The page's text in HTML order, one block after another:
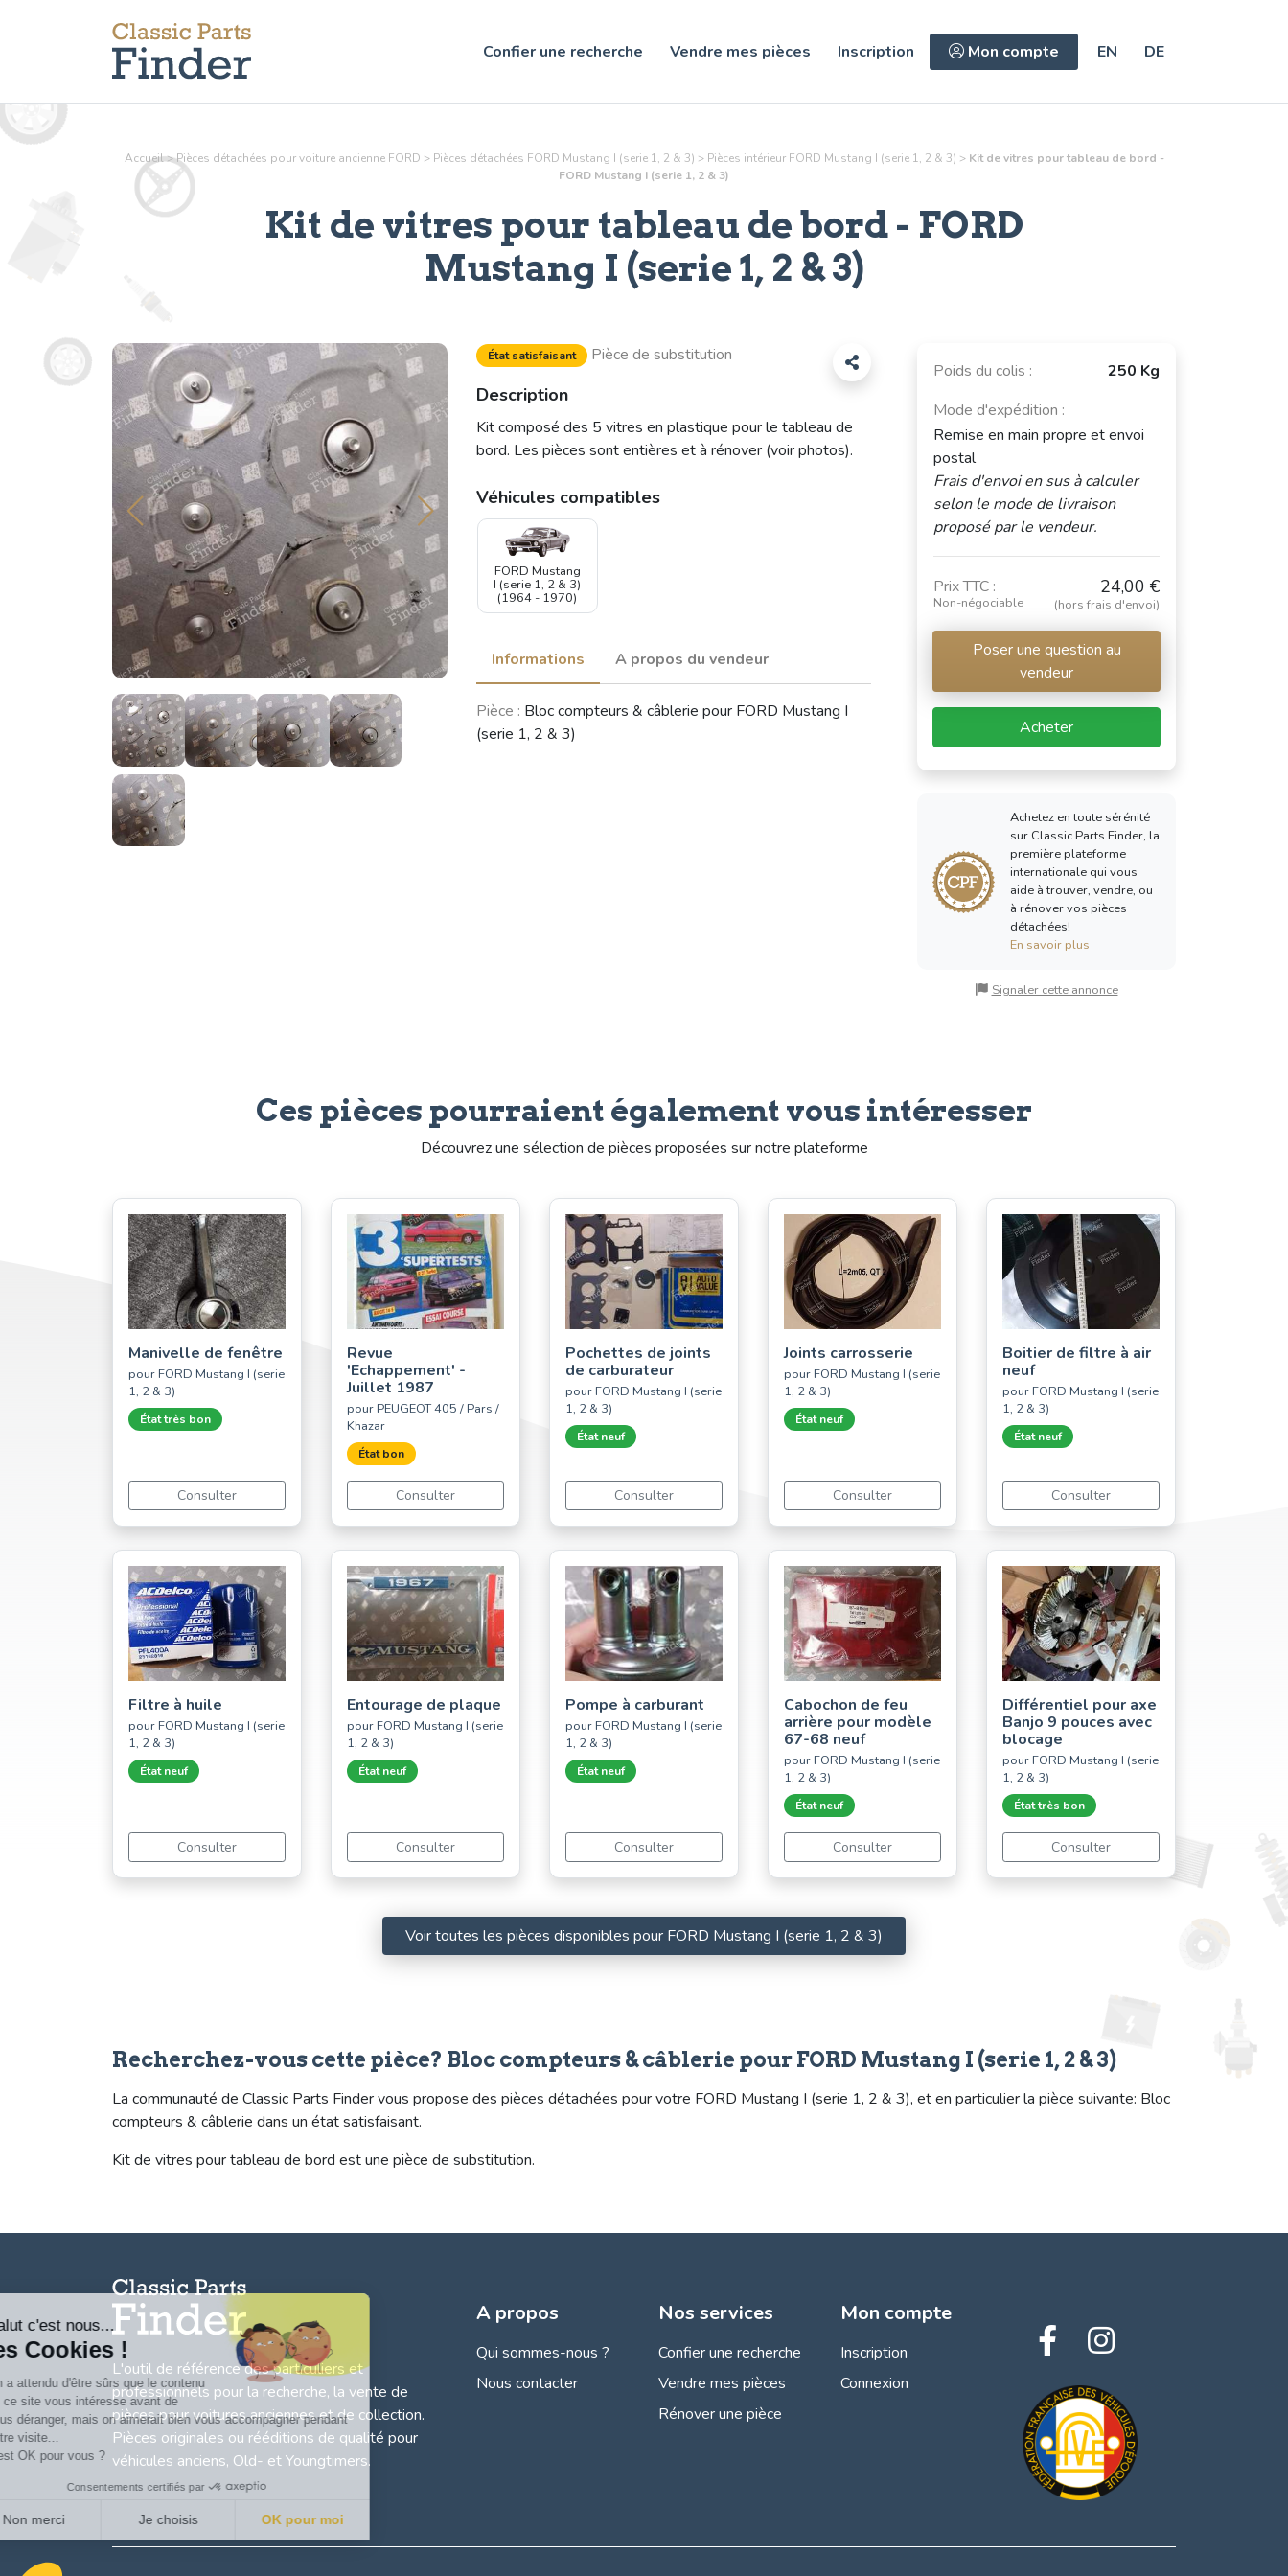
Confier une recherche Vendre mes pièces Inscription Mon compte EN DE
Accueil>Pièces détachées pour voiture ancienne FORD > Pièces détachées FORD Mustang I (serie 1, 2 & 3) > Pièces intérieurFORD Mustang I (serie 1, 2 & 3) > Kit de vitres pour tableau de bord -
FORD Mustang I (serie 1, 2 & 3)
Kit de vitres pour tableau de bord- FORD
Mustang I (serie 1, 2 & 3)
État satisfaisant Pièce de substitution
Description
Kit composé des 5 vitres en plastique pour le tableau de
bord. Les pièces sont entières et à rénover (voir photos).
Véhicules compatibles
FORD Mustang
I (serie 1, 2 & 3)
(1964 - 1970)
Informations A propos du vendeur
Pièce : Bloc compteurs & câblerie pour FORD Mustang I
(serie 1, 2 & 3)
Poids du colis :
250 Kg
Mode d'expédition :
Remise en main propre et envoi
postal
Frais d'envoi en sus à calculer
selon le mode de livraison
proposé par le vendeur.
Prix TTC :
Non-négociable
24,00 €
(hors frais d'envoi)
Poser une question au
vendeur
Acheter
Achetez en toute sérénité
sur Classic Parts Finder, la
première plateforme
internationale qui vous
aide à trouver, vendre, ou
à rénover vos pièces
détachées!
En savoir plus
Signaler cette annonce
Ces pièces pourraient également vous intéresser
Découvrez une sélection de pièces proposées sur notre plateforme
Manivelle de fenêtre
pour FORD Mustang I (serie
1, 2 & 3)
État très bon
Consulter
Revue
'Echappement' -
Juillet 1987
pour PEUGEOT 405 / Pars /
Khazar
État bon
Consulter
Pochettes de joints
de carburateur
pour FORD Mustang I (serie
1, 2 & 3)
État neuf
Consulter
Joints carrosserie
pour FORD Mustang I (serie
1, 2 & 3)
État neuf
Consulter
Boitier de filtre à air
neuf
pour FORD Mustang I (serie
1, 2 & 3)
État neuf
Consulter
Filtre à huile
pour FORD Mustang I (serie
1, 2 & 3)
État neuf
Consulter
Entourage de plaque
pour FORD Mustang I (serie
1, 2 & 3)
État neuf
Consulter
Pompe à carburant
pour FORD Mustang I (serie
1, 2 & 3)
État neuf
Consulter
Cabochon de feu
arrière pour modèle
67-68 neuf
pour FORD Mustang I (serie
1, 2 & 3)
État neuf
Consulter
Différentiel pour axe
Banjo 9 pouces avec
blocage
pour FORD Mustang I (serie
1, 2 & 3)
État très bon
Consulter
Voir toutes les pièces disponibles pour FORD Mustang I (serie 1, 2 & 3)
Recherchez-vous cette pièce? Bloc compteurs & câblerie pour FORD Mustang I (serie 1, 2 & 3)
La communauté de Classic Parts Finder vous propose des pièces détachées pour votre FORD Mustang I (serie 1, 2 & 3), et en particulier la pièce suivante: Bloc
compteurs & câblerie dans un état satisfaisant.
Kit de vitres pour tableau de bord est une pièce de substitution.
L'outil de référence des particuliers et
professionnels pour la recherche, la vente de
pièces pour voitures anciennes et de collection.
Pièces originales ou rééditions de qualité pour
véhicules anciens, Old- et Youngtimers.
A propos
Qui sommes-nous ?
Nous contacter
Nos services
Confier une recherche
Vendre mes pièces
Rénover une pièce
Mon compte
Inscription
Connexion
Salut c'est nous...
les Cookies !
On a attendu d'être sûrs que le contenu
de ce site vous intéresse avant de
vous déranger, mais on aimerait bien vous accompagner pendant
votre visite...
C'est OK pour vous ?
Consentements certifiés par
Non merci Je choisis OK pour moi
Axeptio consent
Plateforme de Gestion du Consentement : Personnalisez vos Options